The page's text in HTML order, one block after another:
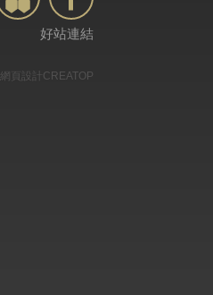
好站連結
網頁設計CREATOP